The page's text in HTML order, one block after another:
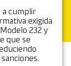
a cumplir
exigida
232 y
que se